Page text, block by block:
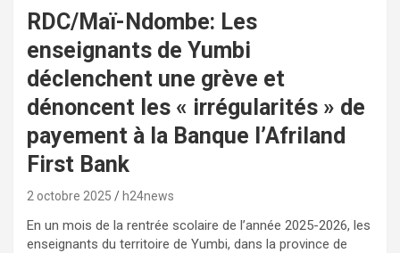
RDC/Maï-Ndombe: Les
enseignants de Yumbi
déclenchent une grève et
dénoncent les « irrégularités » de
payement à la Banque l’Afriland
First Bank
2 octobre 2025 h24news
En un mois de la rentrée scolaire de l’année 2025-2026, les
enseignants du territoire de Yumbi, dans la province de